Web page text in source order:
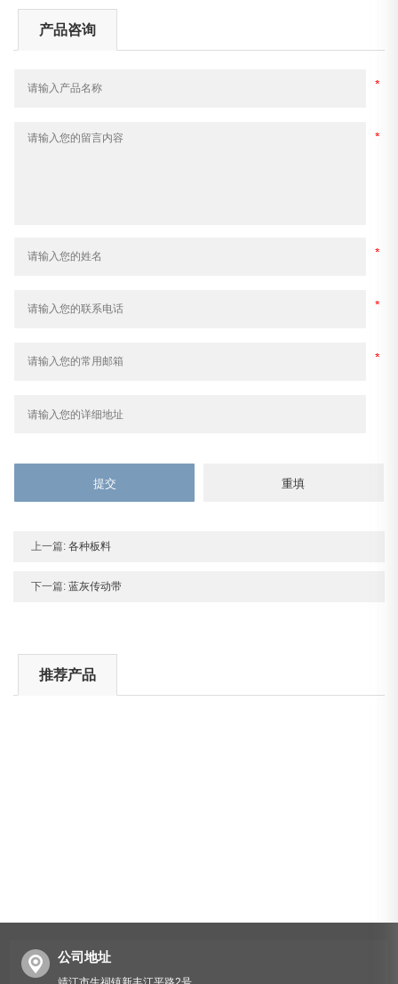
产品咨询
上一篇: 各种板料
下一篇: 蓝灰传动带
推荐产品
公司地址